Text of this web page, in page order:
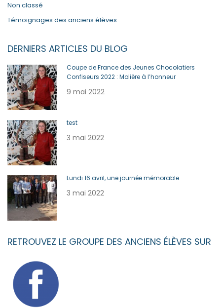
Non classé
Témoignages des anciens élèves
DERNIERS ARTICLES DU BLOG
Coupe de France des Jeunes Chocolatiers
Confiseurs 2022 : Molière à l’honneur
9 mai 2022
test
3 mai 2022
Lundi 16 avril, une journée mémorable
3 mai 2022
RETROUVEZ LE GROUPE DES ANCIENS ÉLÈVES SUR